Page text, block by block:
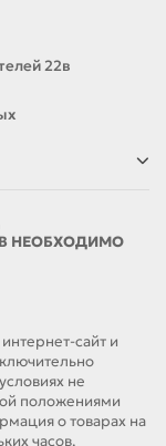
22в
НЕОБХОДИМО
сайт и
не
положениями
о товарах на
часов.